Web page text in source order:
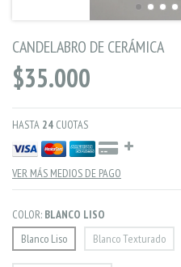
CANDELABRO DE CERÁMICA
$35.000
HASTA 24 CUOTAS
VER MÁS MEDIOS DE PAGO
COLOR: BLANCO LISO
Blanco Liso
Blanco Texturado